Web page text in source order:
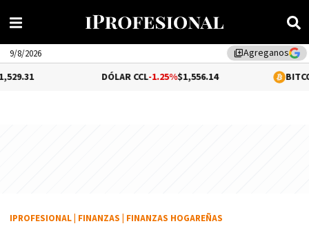
library_addAgreganos
9/8/2026
-1.25%$1,556.14 0.33%
IPROFESIONAL FINANZAS FINANZAS HOGAREÑAS